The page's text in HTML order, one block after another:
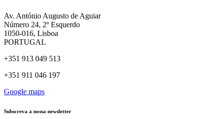
Av. António Augusto de Aguiar
Número 24, 2º Esquerdo
1050-016, Lisboa
PORTUGAL
+351 913 049 513
+351 911 046 197
Google maps
Subscreva a nossa newsletter